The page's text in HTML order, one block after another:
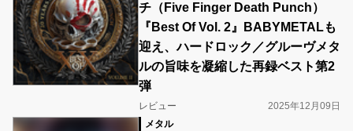
チ（Five Finger Death Punch）
『Best Of Vol. 2』BABYMETALも
迎え、ハードロック／グルーヴメタ
ルの旨味を凝縮した再録ベスト第2
弾
レビュー
2025年12月09日
メタル